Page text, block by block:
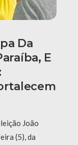
Da
E
João
(5), da